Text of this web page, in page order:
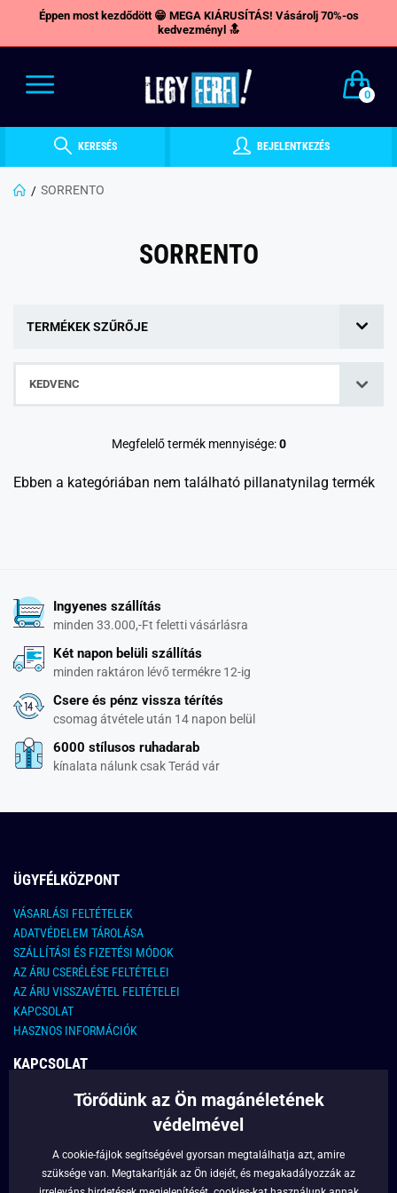
Éppen most kezdődött 😁 MEGA KIÁRUSÍTÁS! Vásárolj 70%-os
kedvezményl 🔝
0
KERESÉS BEJELENTKEZÉS
SORRENTO
SORRENTO
TERMÉKEK SZŰRŐJE
KEDVENC
Megfelelő termék mennyisége:0
Ebben a kategóriában nem található pillanatynilag termék
Ingyenes szállítás
minden 33.000,-Ft feletti vásárlásra
Két napon belüli szállítás
minden raktáron lévő termékre 12-ig
Csere és pénz vissza térítés
csomag átvétele után 14 napon belül
6000 stílusos ruhadarab
kínalata nálunk csak Terád vár
ÜGYFÉLKÖZPONT
VÁSARLÁSI FELTÉTELEK
ADATVÉDELEM TÁROLÁSA
SZÁLLÍTÁSI ÉS FIZETÉSI MÓDOK
AZ ÁRU CSERÉLÉSE FELTÉTELEI
AZ ÁRU VISSZAVÉTEL FELTÉTELEI
KAPCSOLAT
HASZNOS INFORMÁCIÓK
KAPCSOLAT
E-MAIL CÍM:
FONTOS INFORMÁCIÓK
RÓLUNK
Törődünk az Ön magánéletének
védelmével
A cookie-fájlok segítségével gyorsan megtalálhatja azt, amire
szüksége van. Megtakarítják az Ön idejét, és megakadályozzák az